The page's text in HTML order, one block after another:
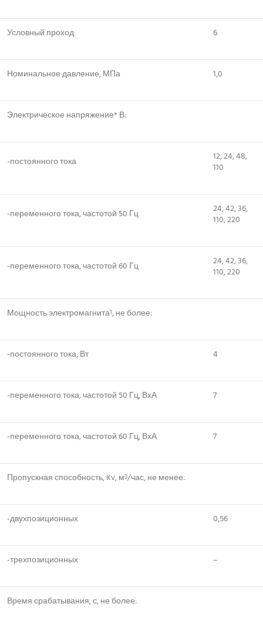
Условный проход 6
Номинальное давление, МПа 1,0
Электрическое напряжение* В:
-постоянного тока
12, 24, 48,
110
-переменного тока, частотой 50 Гц
24, 42, 36,
110, 220
-переменного тока, частотой 60 Гц
24, 42, 36,
110, 220
Мощность электромагнита1, не более:
-постоянного тока, Вт 4
-переменного тока, частотой 50 Гц, ВхА 7
-переменного тока, частотой 60 Гц, ВхА 7
Пропускная способность, Kv, м3/час, не менее:
-двухпозиционных 0,56
-трехпозиционных –
Время срабатывания, с, не более: